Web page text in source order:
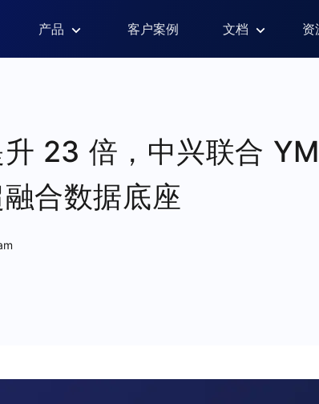
产品 客户案例 文档 资
23 倍，中兴联合
合数据底座